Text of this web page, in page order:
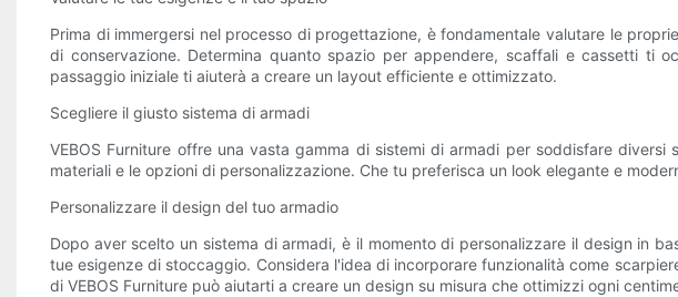
Prima di immergersi nel processo di progettazione, è fondamentale valutare le
di conservazione. Determina quanto spazio per appendere, scaffali e cassetti ti
passaggio iniziale ti aiuterà a creare un layout efficiente e ottimizzato.
Scegliere il giusto sistema di armadi
VEBOS Furniture offre una vasta gamma di sistemi di armadi per soddisfare
materiali e le opzioni di personalizzazione. Che tu preferisca un look elegante e
Personalizzare il design del tuo armadio
Dopo aver scelto un sistema di armadi, è il momento di personalizzare il design in
tue esigenze di stoccaggio. Considera l'idea di incorporare funzionalità come
di VEBOS Furniture può aiutarti a creare un design su misura che ottimizzi ogni